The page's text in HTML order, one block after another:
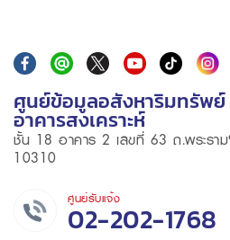
ศูนย์ข้อมูลอสังหาริมทรัพย์
อาคารสงเคราะห์
ชั้น 18 อาคาร 2 เลขที่ 63 ถ.พระรา
10310
ศูนย์รับแจ้ง
02-202-1768